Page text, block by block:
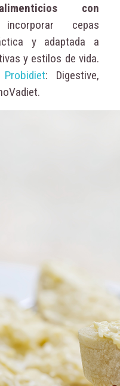
con
cepas
y adaptada a
y estilos de vida.
: Digestive,